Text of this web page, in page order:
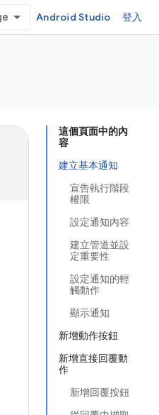
Android Studio 登入
這個頁面中的內
容
建立基本通知
宣告執行階段
權限
設定通知內容
建立管道並設
定重要性
設定通知的輕
觸動作
顯示通知
新增動作按鈕
新增直接回覆動
作
新增回覆按鈕